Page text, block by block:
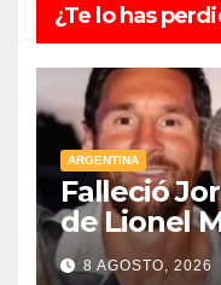
¿Te lo has
ARGENTINA
Falleció
de Lionel
8 AGOSTO, 2026